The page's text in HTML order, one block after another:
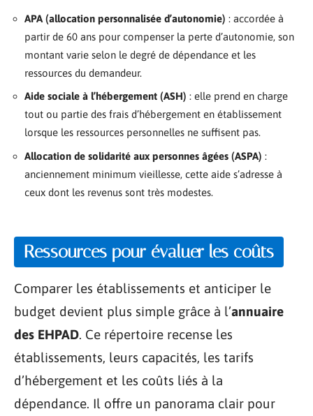
APA (allocation personnalisée d’autonomie) : accordée à
partir de 60 ans pour compenser la perte d’autonomie, son
montant varie selon le degré de dépendance et les
ressources du demandeur.
Aide sociale à l’hébergement (ASH) : elle prend en charge
tout ou partie des frais d’hébergement en établissement
lorsque les ressources personnelles ne suffisent pas.
Allocation de solidarité aux personnes âgées (ASPA) :
anciennement minimum vieillesse, cette aide s’adresse à
ceux dont les revenus sont très modestes.
Ressources pour évaluer les coûts
Comparer les établissements et anticiper le
budget devient plus simple grâce à l’annuaire
des EHPAD. Ce répertoire recense les
établissements, leurs capacités, les tarifs
d’hébergement et les coûts liés à la
dépendance. Il offre un panorama clair pour